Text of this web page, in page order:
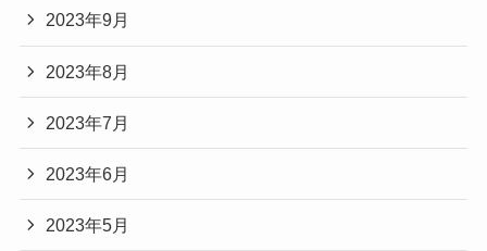
2023年9月
2023年8月
2023年7月
2023年6月
2023年5月